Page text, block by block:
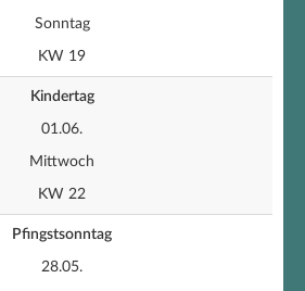
Sonntag
KW 19
Kindertag
01.06.
Mittwoch
KW 22
Pfingstsonntag
28.05.